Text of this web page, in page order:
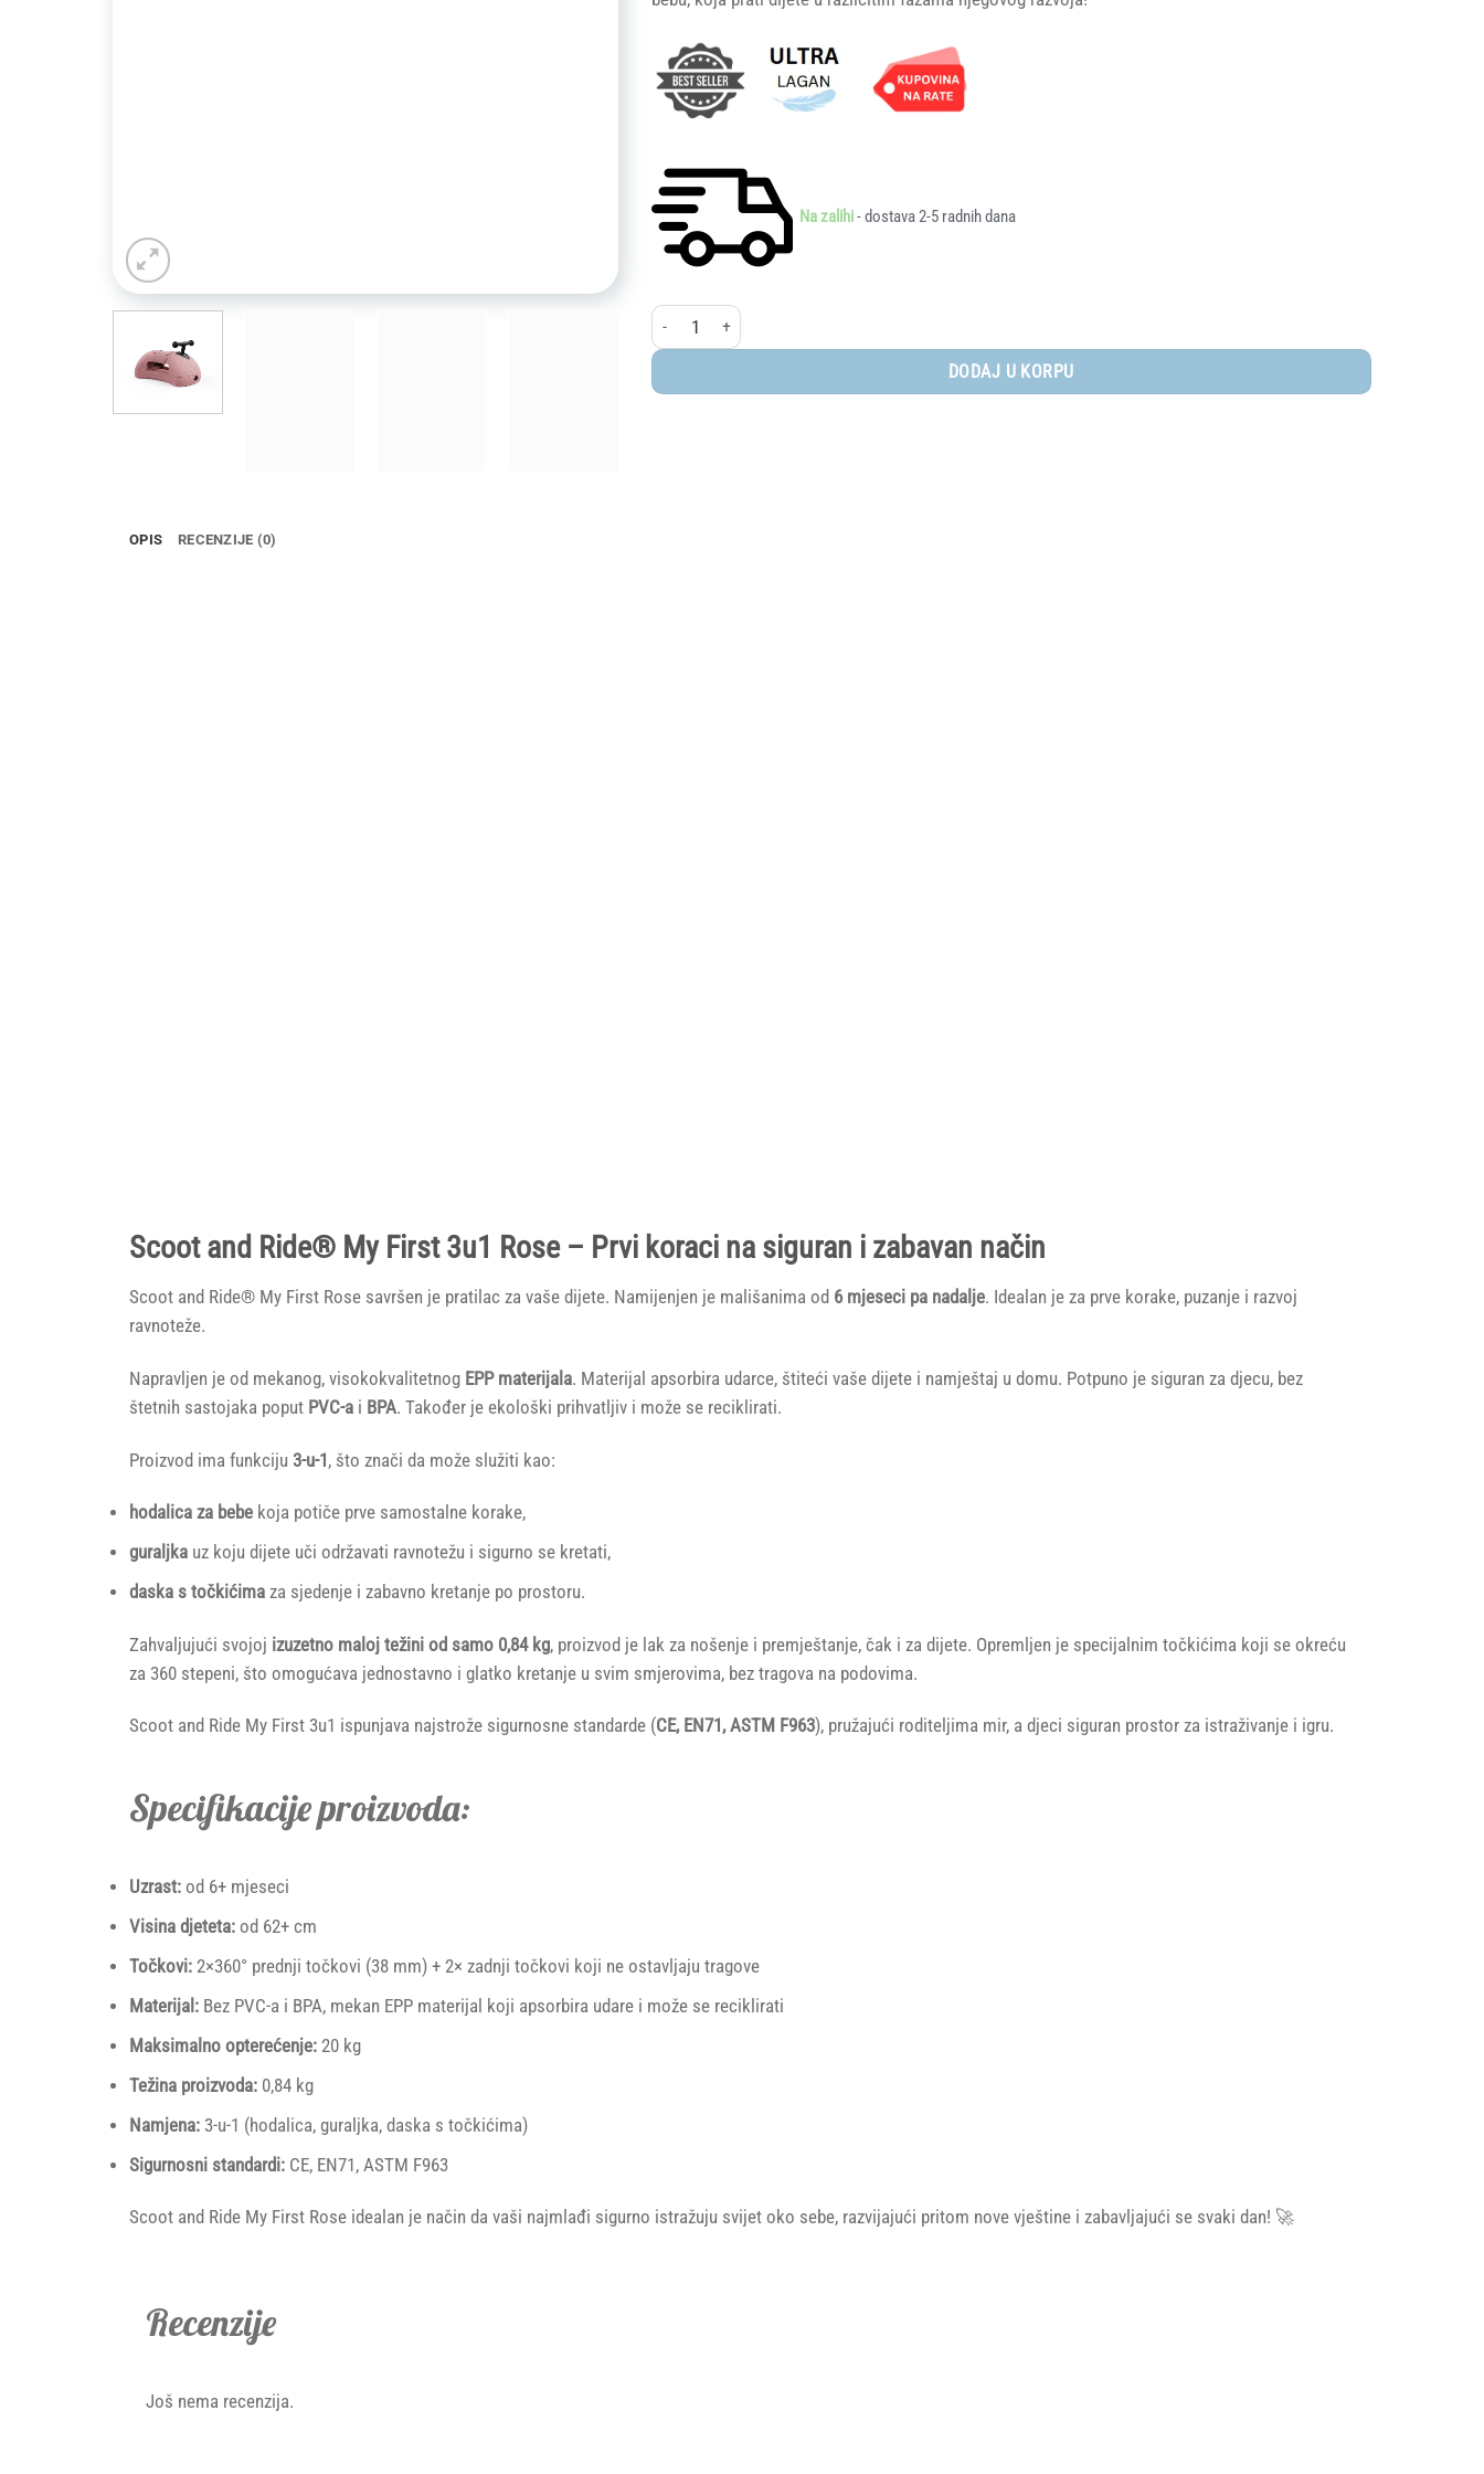
Na zalihi- dostava 2-5 radnih dana
Scoot and Ride® My First 3u1 - Rose količina
DODAJ U KORPU
OPIS RECENZIJE (0)
Scoot and Ride® My First 3u1 Rose – Prvi koraci na siguran i zabavan način
Scoot and Ride® My First Rose savršen je pratilac za vaše dijete. Namijenjen je mališanima od 6 mjeseci pa nadalje. Idealan je za prve korake, puzanje i razvoj
ravnoteže.
Napravljen je od mekanog, visokokvalitetnog EPP materijala. Materijal apsorbira udarce, štiteći vaše dijete i namještaj u domu. Potpuno je siguran za djecu, bez
štetnih sastojaka poput PVC-a i BPA. Također je ekološki prihvatljiv i može se reciklirati.
Proizvod ima funkciju 3-u-1, što znači da može služiti kao:
hodalica za bebe koja potiče prve samostalne korake,
guraljka uz koju dijete uči održavati ravnotežu i sigurno se kretati,
daska s točkićima za sjedenje i zabavno kretanje po prostoru.
Zahvaljujući svojoj izuzetno maloj težini od samo 0,84 kg, proizvod je lak za nošenje i premještanje, čak i za dijete. Opremljen je specijalnim točkićima koji se okreću
za 360 stepeni, što omogućava jednostavno i glatko kretanje u svim smjerovima, bez tragova na podovima.
Scoot and Ride My First 3u1 ispunjava najstrože sigurnosne standarde (CE, EN71, ASTM F963), pružajući roditeljima mir, a djeci siguran prostor za istraživanje i igru.
Specifikacije proizvoda:
Uzrast: od 6+ mjeseci
Visina djeteta: od 62+ cm
Točkovi: 2×360° prednji točkovi (38 mm) + 2× zadnji točkovi koji ne ostavljaju tragove
Materijal: Bez PVC-a i BPA, mekan EPP materijal koji apsorbira udare i može se reciklirati
Maksimalno opterećenje: 20 kg
Težina proizvoda: 0,84 kg
Namjena: 3-u-1 (hodalica, guraljka, daska s točkićima)
Sigurnosni standardi: CE, EN71, ASTM F963
Scoot and Ride My First Rose idealan je način da vaši najmlađi sigurno istražuju svijet oko sebe, razvijajući pritom nove vještine i zabavljajući se svaki dan! 🚀
Recenzije
Još nema recenzija.